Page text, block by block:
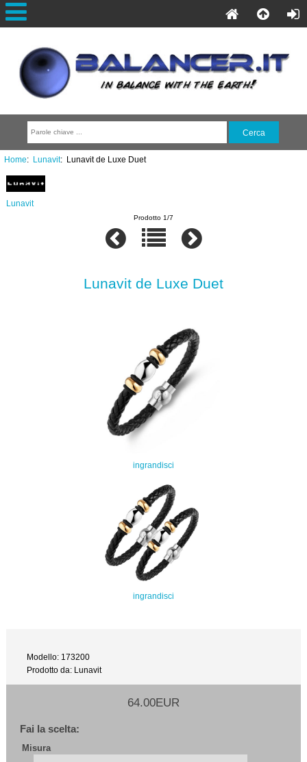
Home: Lunavit: Lunavit de Luxe Duet
Lunavit
Prodotto 1/7
Lunavit de Luxe Duet
ingrandisci
ingrandisci
Modello: 173200
Prodotto da: Lunavit
64.00EUR
Fai la scelta:
Misura